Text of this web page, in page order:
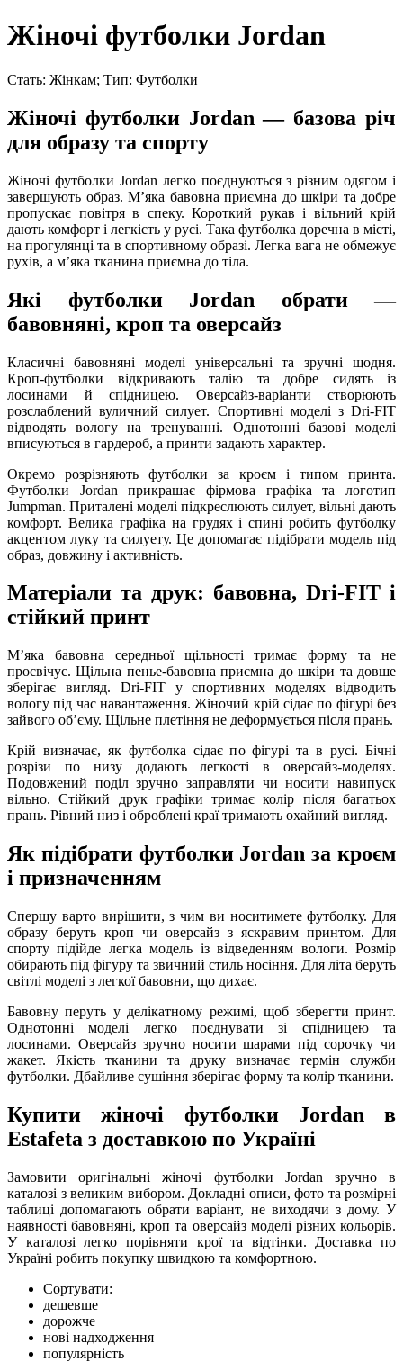
Жіночі футболки Jordan
Стать: Жінкам; Тип: Футболки
Жіночі футболки Jordan — базова річ
для образу та спорту
Жіночі футболки Jordan легко поєднуються з різним одягом і
завершують образ. Мʼяка бавовна приємна до шкіри та добре
пропускає повітря в спеку. Короткий рукав і вільний крій
дають комфорт і легкість у русі. Така футболка доречна в місті,
на прогулянці та в спортивному образі. Легка вага не обмежує
рухів, а мʼяка тканина приємна до тіла.
Які футболки Jordan обрати —
бавовняні, кроп та оверсайз
Класичні бавовняні моделі універсальні та зручні щодня.
Кроп-футболки відкривають талію та добре сидять із
лосинами й спідницею. Оверсайз-варіанти створюють
розслаблений вуличний силует. Спортивні моделі з Dri-FIT
відводять вологу на тренуванні. Однотонні базові моделі
вписуються в гардероб, а принти задають характер.
Окремо розрізняють футболки за кроєм і типом принта.
Футболки Jordan прикрашає фірмова графіка та логотип
Jumpman. Приталені моделі підкреслюють силует, вільні дають
комфорт. Велика графіка на грудях і спині робить футболку
акцентом луку та силуету. Це допомагає підібрати модель під
образ, довжину і активність.
Матеріали та друк: бавовна, Dri-FIT і
стійкий принт
Мʼяка бавовна середньої щільності тримає форму та не
просвічує. Щільна пенье-бавовна приємна до шкіри та довше
зберігає вигляд. Dri-FIT у спортивних моделях відводить
вологу під час навантаження. Жіночий крій сідає по фігурі без
зайвого обʼєму. Щільне плетіння не деформується після прань.
Крій визначає, як футболка сідає по фігурі та в русі. Бічні
розрізи по низу додають легкості в оверсайз-моделях.
Подовжений поділ зручно заправляти чи носити навипуск
вільно. Стійкий друк графіки тримає колір після багатьох
прань. Рівний низ і оброблені краї тримають охайний вигляд.
Як підібрати футболки Jordan за кроєм
і призначенням
Спершу варто вирішити, з чим ви носитимете футболку. Для
образу беруть кроп чи оверсайз з яскравим принтом. Для
спорту підійде легка модель із відведенням вологи. Розмір
обирають під фігуру та звичний стиль носіння. Для літа беруть
світлі моделі з легкої бавовни, що дихає.
Бавовну перуть у делікатному режимі, щоб зберегти принт.
Однотонні моделі легко поєднувати зі спідницею та
лосинами. Оверсайз зручно носити шарами під сорочку чи
жакет. Якість тканини та друку визначає термін служби
футболки. Дбайливе сушіння зберігає форму та колір тканини.
Купити жіночі футболки Jordan в
Estafeta з доставкою по Україні
Замовити оригінальні жіночі футболки Jordan зручно в
каталозі з великим вибором. Докладні описи, фото та розмірні
таблиці допомагають обрати варіант, не виходячи з дому. У
наявності бавовняні, кроп та оверсайз моделі різних кольорів.
У каталозі легко порівняти крої та відтінки. Доставка по
Україні робить покупку швидкою та комфортною.
Сортувати:
дешевше
дорожче
нові надходження
популярність